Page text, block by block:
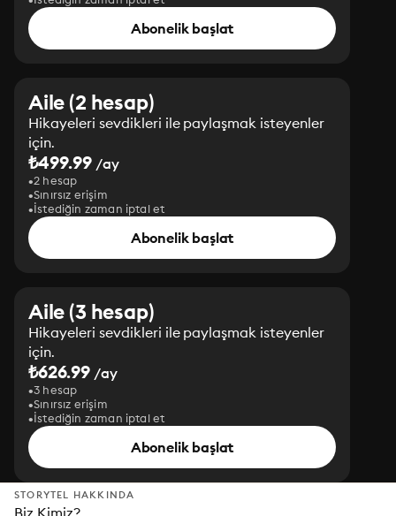
Abonelik başlat
Aile (2 hesap)
Hikayeleri sevdikleri ile paylaşmak isteyenler
için.
₺499.99 /ay
2 hesap
Sınırsız erişim
İstediğin zaman iptal et
Abonelik başlat
Aile (3 hesap)
Hikayeleri sevdikleri ile paylaşmak isteyenler
için.
₺626.99 /ay
3 hesap
Sınırsız erişim
İstediğin zaman iptal et
Abonelik başlat
STORYTEL HAKKINDA
Biz Kimiz?